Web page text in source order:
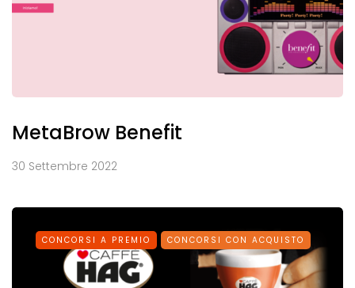
MetaBrow Benefit
30 Settembre 2022
CONCORSI A PREMIO CONCORSI CON ACQUISTO